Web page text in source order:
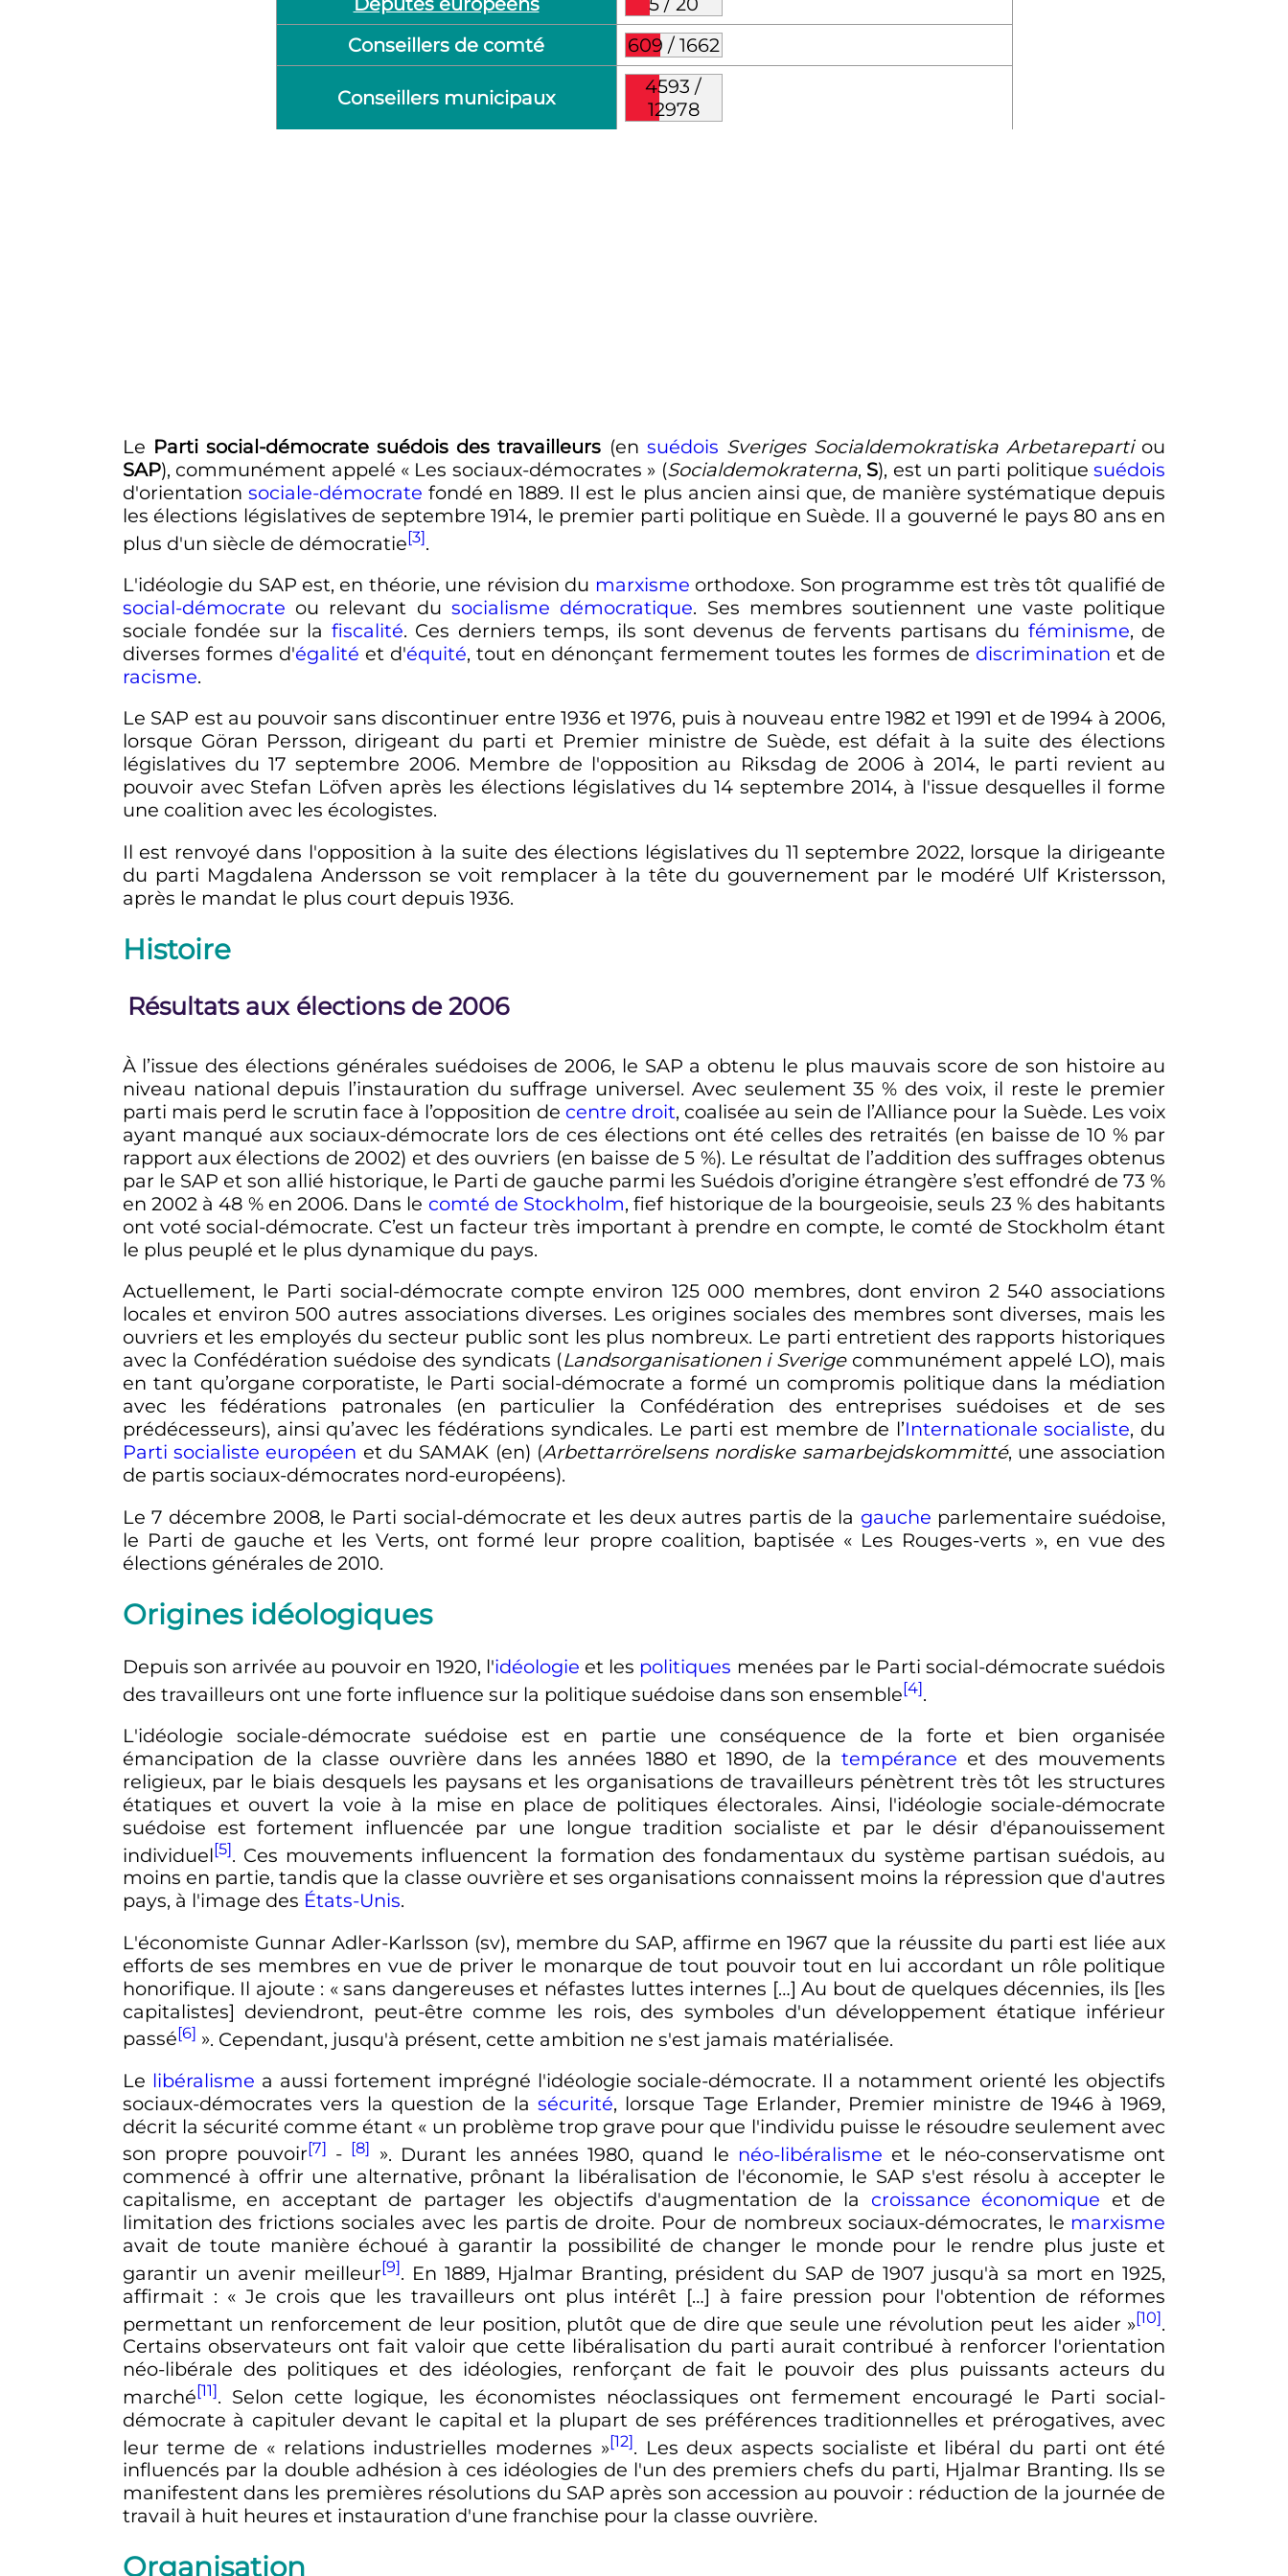
Conseillers de comté
609 / 1662
Conseillers municipaux 4593 /
12978
Le Parti social-démocrate suédois des travailleurs (en suédois Sveriges Socialdemokratiska Arbetarepartiou
SAP), communément appelé « Les sociaux-démocrates » (Socialdemokraterna, S), est un parti politiquesuédois
d'orientation sociale-démocrate fondé en 1889. Il est le plus ancien ainsi que, de manière systématique depuis
les élections législatives de septembre 1914, le premier parti politique en Suède. Il a gouverné le pays 80 ans en
plus d'un siècle de démocratie[3].
L'idéologie du SAP est, en théorie, une révision du marxisme orthodoxe. Son programme est très tôt qualifié de
social-démocrate ou relevant du socialisme démocratique. Ses membres soutiennent une vaste politique
sociale fondée sur la fiscalité. Ces derniers temps, ils sont devenus de fervents partisans du féminisme, de
diverses formes d'égalité et d'équité, tout en dénonçant fermement toutes les formes de discrimination et de
racisme.
Le SAP est au pouvoir sans discontinuer entre 1936 et 1976, puis à nouveau entre 1982 et 1991 et de 1994 à 2006,
lorsque Göran Persson, dirigeant du parti et Premier ministre de Suède, est défait à la suite des élections
législatives du17 septembre 2006. Membre de l'opposition au Riksdag de 2006 à 2014, le parti revient au
pouvoir avec Stefan Löfven après les élections législatives du 14 septembre 2014, à l'issue desquelles il forme
une coalition avec les écologistes.
Il est renvoyé dans l'opposition à la suite des élections législatives du 11 septembre 2022, lorsque la dirigeante
du parti Magdalena Andersson se voit remplacer à la tête du gouvernement par le modéré Ulf Kristersson,
après le mandat le plus court depuis 1936.
Histoire
Résultats aux élections de 2006
À l’issue des élections générales suédoises de 2006, le SAP a obtenu le plus mauvais score de son histoire au
niveau national depuis l’instauration du suffrage universel. Avec seulement 35 % des voix, il reste le premier
parti mais perd le scrutin face à l’opposition de centre droit, coalisée au sein de l’Alliance pour la Suède. Les voix
ayant manqué aux sociaux-démocrate lors de ces élections ont été celles des retraités (en baisse de 10 % par
rapport aux élections de 2002) et des ouvriers (en baisse de 5 %). Le résultat de l’addition des suffrages obtenus
par le SAP et son allié historique, le Parti de gauche parmi les Suédois d’origine étrangère s’est effondré de 73 %
en 2002 à 48 % en 2006. Dans le comté de Stockholm, fief historique de la bourgeoisie, seuls 23 % des habitants
ont voté social-démocrate. C’est un facteur très important à prendre en compte, le comté de Stockholm étant
le plus peuplé et le plus dynamique du pays.
Actuellement, le Parti social-démocrate compte environ 125 000 membres, dont environ 2 540 associations
locales et environ 500 autres associations diverses. Les origines sociales des membres sont diverses, mais les
ouvriers et les employés du secteur public sont les plus nombreux. Le parti entretient des rapports historiques
avec la Confédération suédoise des syndicats (Landsorganisationen i Sverigecommunément appelé LO), mais
en tant qu’organe corporatiste, le Parti social-démocrate a formé un compromis politique dans la médiation
avec les fédérations patronales (en particulier la Confédération des entreprises suédoises et de ses
prédécesseurs), ainsi qu’avec les fédérations syndicales. Le parti est membre de l’Internationale socialiste, du
Parti socialiste européen et du SAMAK (en) (Arbettarrörelsens nordiske samarbejdskommitté, une association
de partis sociaux-démocrates nord-européens).
Le7 décembre 2008, le Parti social-démocrate et les deux autres partis de la gauche parlementaire suédoise,
le Parti de gauche et les Verts, ont formé leur propre coalition, baptisée « Les Rouges-verts », en vue des
élections générales de 2010.
Origines idéologiques
Depuis son arrivée au pouvoir en 1920, l'idéologie et les politiques menées par le Parti social-démocrate suédois
des travailleurs ont une forte influence sur la politique suédoise dans son ensemble[4].
L'idéologie sociale-démocrate suédoise est en partie une conséquence de la forte et bien organisée
émancipation de la classe ouvrière dans les années 1880 et 1890, de la tempérance et des mouvements
religieux, par le biais desquels les paysans et les organisations de travailleurs pénètrent très tôt les structures
étatiques et ouvert la voie à la mise en place de politiques électorales. Ainsi, l'idéologie sociale-démocrate
suédoise est fortement influencée par une longue tradition socialiste et par le désir d'épanouissement
individuel[5]. Ces mouvements influencent la formation des fondamentaux du système partisan suédois, au
moins en partie, tandis que la classe ouvrière et ses organisations connaissent moins la répression que d'autres
pays, à l'image des États-Unis.
L'économiste Gunnar Adler-Karlsson (sv), membre du SAP, affirme en 1967 que la réussite du parti est liée aux
efforts de ses membres en vue de priver le monarque de tout pouvoir tout en lui accordant un rôle politique
honorifique. Il ajoute : « sans dangereuses et néfastes luttes internes […] Au bout de quelques décennies, ils [les
capitalistes] deviendront, peut-être comme les rois, des symboles d'un développement étatique inférieur
passé[6] ». Cependant, jusqu'à présent, cette ambition ne s'est jamais matérialisée.
Le libéralisme a aussi fortement imprégné l'idéologie sociale-démocrate. Il a notamment orienté les objectifs
sociaux-démocrates vers la question de lasécurité, lorsque Tage Erlander, Premier ministre de 1946 à 1969,
décrit la sécurité comme étant « un problème trop grave pour que l'individu puisse le résoudre seulement avec
son propre pouvoir[7] - [8] ». Durant les années 1980, quand le néo-libéralisme et le néo-conservatisme ont
commencé à offrir une alternative, prônant la libéralisation de l'économie, le SAP s'est résolu à accepter le
capitalisme, en acceptant de partager les objectifs d'augmentation de la croissance économique et de
limitation des frictions sociales avec les partis de droite. Pour de nombreux sociaux-démocrates, le marxisme
avait de toute manière échoué à garantir la possibilité de changer le monde pour le rendre plus juste et
garantir un avenir meilleur[9]. En 1889, Hjalmar Branting, président du SAP de 1907 jusqu'à sa mort en 1925,
affirmait : « Je crois que les travailleurs ont plus intérêt […] à faire pression pour l'obtention de réformes
permettant un renforcement de leur position, plutôt que de dire que seule une révolution peut les aider »[10].
Certains observateurs ont fait valoir que cette libéralisation du parti aurait contribué à renforcer l'orientation
néo-libérale des politiques et des idéologies, renforçant de fait le pouvoir des plus puissants acteurs du
marché[11]. Selon cette logique, les économistes néoclassiques ont fermement encouragé le Parti social-
démocrate à capituler devant le capital et la plupart de ses préférences traditionnelles et prérogatives, avec
leur terme de « relations industrielles modernes »[12]. Les deux aspects socialiste et libéral du parti ont été
influencés par la double adhésion à ces idéologies de l'un des premiers chefs du parti, Hjalmar Branting. Ils se
manifestent dans les premières résolutions du SAP après son accession au pouvoir : réduction de la journée de
travail à huit heures et instauration d'une franchise pour la classe ouvrière.
Organisation